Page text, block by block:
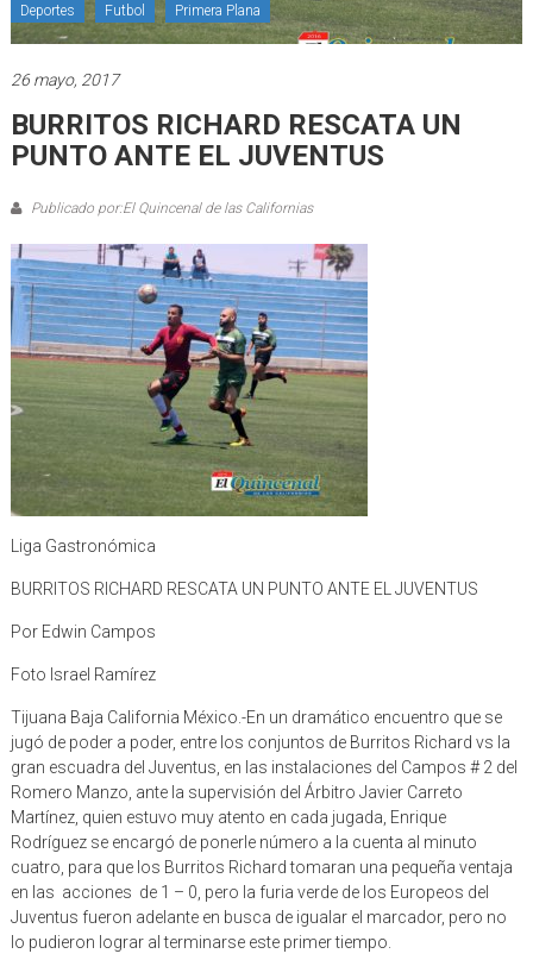
Deportes Futbol Primera Plana
26 mayo, 2017
BURRITOS RICHARD RESCATA UN
PUNTO ANTE EL JUVENTUS
Publicado por:El Quincenal de las Californias
Liga Gastronómica
BURRITOS RICHARD RESCATA UN PUNTO ANTE EL JUVENTUS
Por Edwin Campos
Foto Israel Ramírez
Tijuana Baja California México.-En un dramático encuentro que se
jugó de poder a poder, entre los conjuntos de Burritos Richard vs la
gran escuadra del Juventus, en las instalaciones del Campos # 2 del
Romero Manzo, ante la supervisión del Árbitro Javier Carreto
Martínez, quien estuvo muy atento en cada jugada, Enrique
Rodríguez se encargó de ponerle número a la cuenta al minuto
cuatro, para que los Burritos Richard tomaran una pequeña ventaja
en las acciones de 1 – 0, pero la furia verde de los Europeos del
Juventus fueron adelante en busca de igualar el marcador, pero no
lo pudieron lograr al terminarse este primer tiempo.